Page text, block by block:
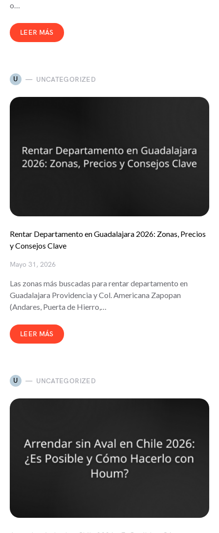
o…
LEER MÁS
U UNCATEGORIZED
Rentar Departamento en Guadalajara 2026: Zonas, Precios
y Consejos Clave
Mayo 31, 2026
Las zonas más buscadas para rentar departamento en
Guadalajara Providencia y Col. Americana Zapopan
(Andares, Puerta de Hierro,…
LEER MÁS
U UNCATEGORIZED